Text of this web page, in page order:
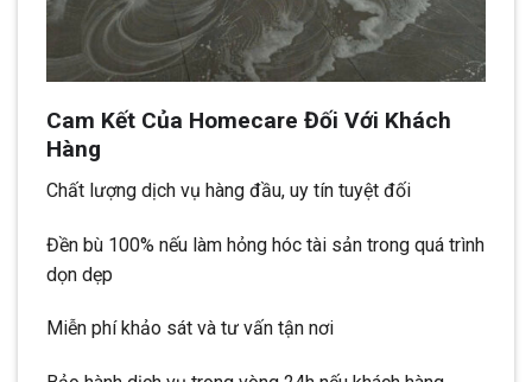
Cam Kết Của Homecare Đối Với Khách
Hàng
Chất lượng dịch vụ hàng đầu, uy tín tuyệt đối
Đền bù 100% nếu làm hỏng hóc tài sản trong quá trình
dọn dẹp
Miễn phí khảo sát và tư vấn tận nơi